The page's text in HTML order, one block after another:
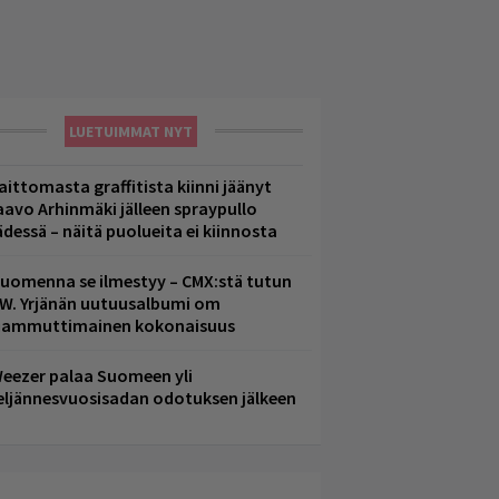
LUETUIMMAT NYT
graffitista kiinni jäänyt
Arhinmäki jälleen spraypullo
– näitä puolueita ei kiinnosta
se ilmestyy – CMX:stä tutun
Yrjänän uutuusalbumi om
kokonaisuus
palaa Suomeen yli
odotuksen jälkeen